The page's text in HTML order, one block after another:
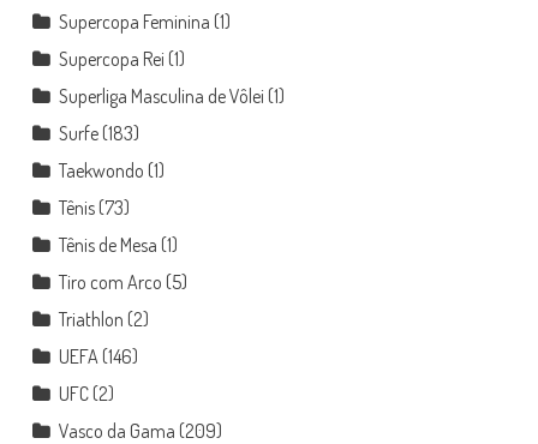
Supercopa Feminina (1)
Supercopa Rei (1)
Superliga Masculina de Vôlei (1)
Surfe(183)
Taekwondo (1)
Tênis(73)
Tênis de Mesa (1)
Tiro com Arco (5)
Triathlon (2)
UEFA (146)
UFC(2)
Vasco da Gama (209)